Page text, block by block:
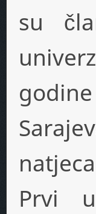
su
Prvi